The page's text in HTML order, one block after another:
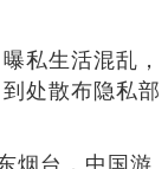
私生活混乱，
处散布隐私部
烟台，中国游